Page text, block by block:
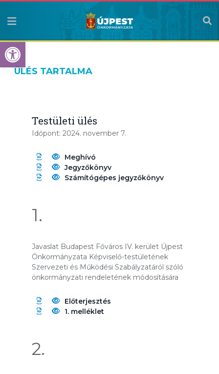
Eszköztár megnyitása
ÜLÉS TARTALMA
Testületi ülés
Időpont: 2024. november 7.
Meghívó
Jegyzőkönyv
Számítógépes jegyzőkönyv
1.
Javaslat Budapest Főváros IV. kerület Újpest
Önkormányzata Képviselő-testületének
Szervezeti és Működési Szabályzatáról szóló
önkormányzati rendeletének módosítására
Előterjesztés
1. melléklet
2.